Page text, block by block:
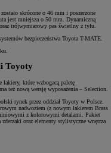
skrócone o 46 mm i poszerzone
jest mniejsza o 50 mm. Dynamiczną
trójwymiarowy pas świetlny z tyłu.
bezpieczeństwa Toyota T-MATE.
Toyoty
które wzbogacą paletę
też nową wersję wyposażenia – Selection.
rynek przez oddział Toyoty w Polsce.
nadwoziem (z nowym lakierem Brass
z kolorowymi detalami. Pakiet
oraz elementy stylistyczne wnętrza